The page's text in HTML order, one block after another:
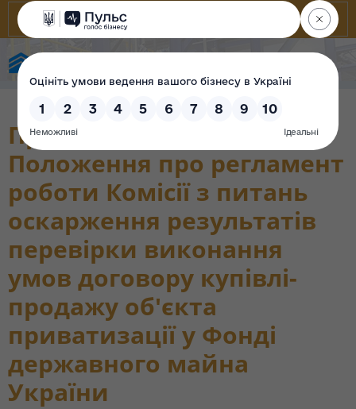
Про затвердження
Положення про регламент
роботи Комісії з питань
оскарження результатів
перевірки виконання
умов договору купівлі-
продажу об'єкта
приватизації у Фонді
державного майна
України